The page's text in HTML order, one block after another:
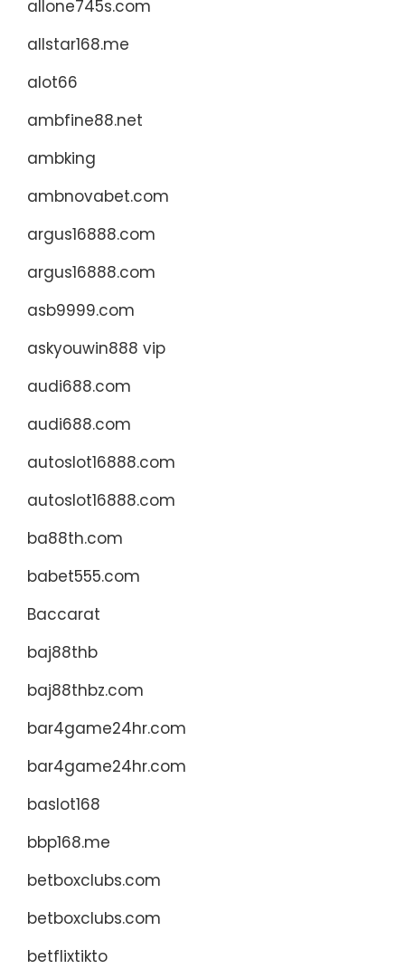
allone745s.com
allstar168.me
alot66
ambfine88.net
ambking
ambnovabet.com
argus16888.com
argus16888.com
asb9999.com
askyouwin888 vip
audi688.com
audi688.com
autoslot16888.com
autoslot16888.com
ba88th.com
babet555.com
Baccarat
baj88thb
baj88thbz.com
bar4game24hr.com
bar4game24hr.com
baslot168
bbp168.me
betboxclubs.com
betboxclubs.com
betflixtikto